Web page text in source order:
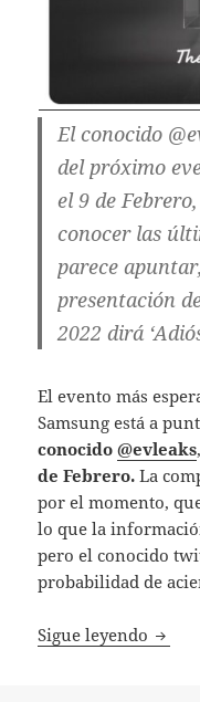
El conocido
del próximo
el 9 de
conocer las
parece
presentación
2022 dirá
El evento más
Samsung está a
conocido@evleaks
de Febrero. La
por el momento,
lo que la
pero el conocido
probabilidad de
Sigue leyendo La